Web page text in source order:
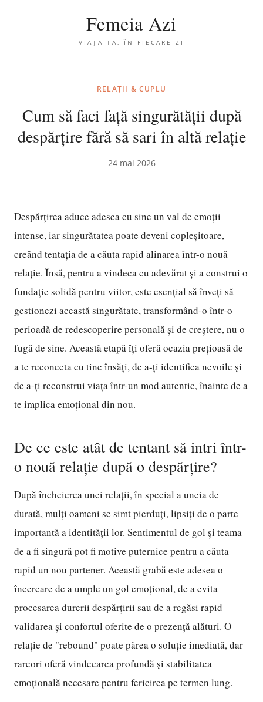
Femeia Azi
VIAȚA TA, ÎN FIECARE ZI
RELAȚII & CUPLU
Cum să faci față singurătății după
despărțire fără să sari în altă relație
24 mai 2026
Despărțirea aduce adesea cu sine un val de emoții
intense, iar singurătatea poate deveni copleșitoare,
creând tentația de a căuta rapid alinarea într-o nouă
relație. Însă, pentru a vindeca cu adevărat și a construi o
fundație solidă pentru viitor, este esențial să înveți să
gestionezi această singurătate, transformând-o într-o
perioadă de redescoperire personală și de creștere, nu o
fugă de sine. Această etapă îți oferă ocazia prețioasă de
a te reconecta cu tine însăți, de a-ți identifica nevoile și
de a-ți reconstrui viața într-un mod autentic, înainte de a
te implica emoțional din nou.
De ce este atât de tentant să intri într-
o nouă relație după o despărțire?
După încheierea unei relații, în special a uneia de
durată, mulți oameni se simt pierduți, lipsiți de o parte
importantă a identității lor. Sentimentul de gol și teama
de a fi singură pot fi motive puternice pentru a căuta
rapid un nou partener. Această grabă este adesea o
încercare de a umple un gol emoțional, de a evita
procesarea durerii despărțirii sau de a regăsi rapid
validarea și confortul oferite de o prezență alături. O
relație de "rebound" poate părea o soluție imediată, dar
rareori oferă vindecarea profundă și stabilitatea
emoțională necesare pentru fericirea pe termen lung.